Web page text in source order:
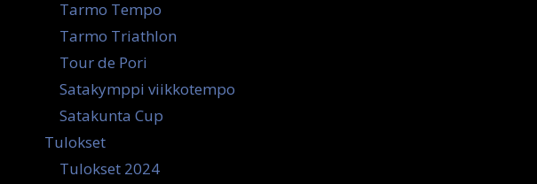
Tarmo Tempo
Tarmo Triathlon
Tour de Pori
Satakymppi viikkotempo
Satakunta Cup
Tulokset
Tulokset 2024